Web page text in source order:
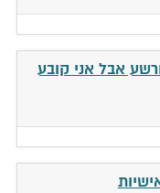
אבל אני קובע